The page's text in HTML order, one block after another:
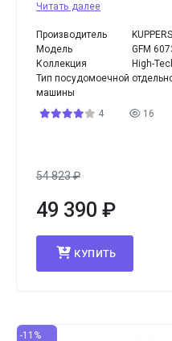
Читать далее
Производитель
Модель
GFM
Коллекция
High-
Тип посудомоечной
машины
4 16
54 823₽
49 390 ₽
КУПИТЬ
-11%